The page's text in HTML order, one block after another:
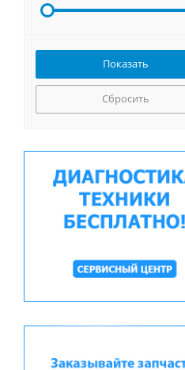
Сбросить